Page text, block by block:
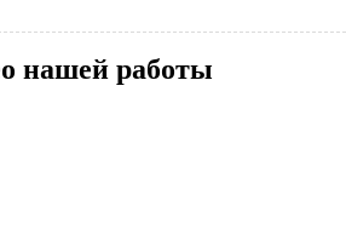
нашей работы